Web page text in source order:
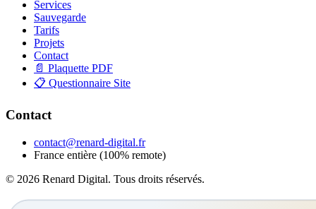
Services
Sauvegarde
Tarifs
Projets
Contact
📄 Plaquette PDF
📋 Questionnaire Site
Contact
contact@renard-digital.fr
France entière (100% remote)
© 2026 Renard Digital. Tous droits réservés.